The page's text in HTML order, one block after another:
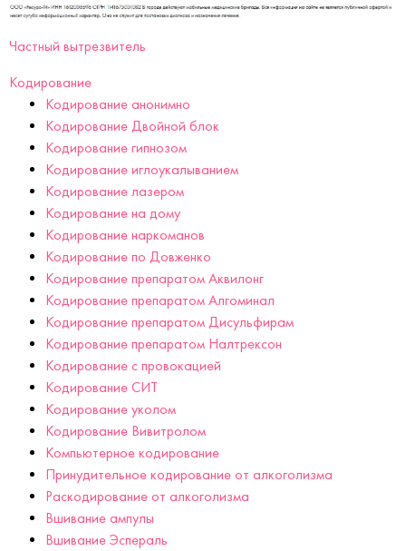
Частный вытрезвитель
Кодирование
Кодирование анонимно
Кодирование Двойной блок
Кодирование гипнозом
Кодирование иглоукалыванием
Кодирование лазером
Кодирование на дому
Кодирование наркоманов
Кодирование по Довженко
Кодирование препаратом Аквилонг
Кодирование препаратом Алгоминал
Кодирование препаратом Дисульфирам
Кодирование препаратом Налтрексон
Кодирование с провокацией
Кодирование СИТ
Кодирование уколом
Кодирование Вивитролом
Компьютерное кодирование
Принудительное кодирование от алкоголизма
Раскодирование от алкоголизма
Вшивание ампулы
Вшивание Эспераль